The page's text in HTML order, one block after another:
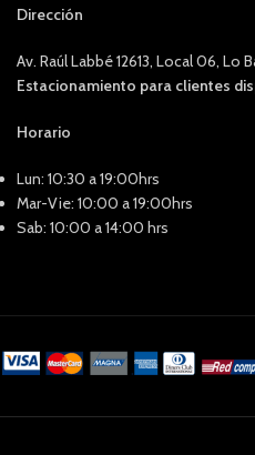
Dirección
Av. Raúl Labbé 12613, Local 06,
Estacionamiento para clientes
Horario
Lun: 10:30 a 19:00hrs
Mar-Vie: 10:00 a 19:00hrs
Sab: 10:00 a 14:00 hrs